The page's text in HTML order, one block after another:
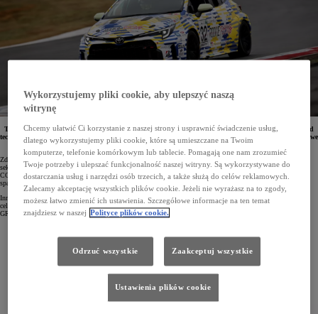
Toyota pracuje nad rozwojem prototypowych wodorowych silników spalinowych, w tym również nad
technologiami, które pozwolą na wykorzystanie odparowanego gazu powstającego w trakcie jazdy. Nowe
rozwiązania testuje w warunkach wyścigowych w modelu GR Corolla H2 Concept.
Zdaniem Toyoty technologie wodorowe mają odegrać znaczącą rolę w redukcji emisji w transporcie i innych
sektorach gospodarki, stąd też japoński koncern od lat inwestuje w ich rozwój. Do szybkiej redukcji emisji
CO2 w motoryzacji przy stosunkowo niewielkich modyfikacjach mają doprowadzić m.in. wodorowe silniki
spalinowe. Wpisuje się to w wielotorową strategię dekarbonizacji koncernu.
Innowacyjne rozwiązania z zakresu wodorowych silników spalinowych Toyota testuje od 2021 roku. W tym
celu w japońskiej serii wyścigów długodystansowych Super Taikyu wystawia specjalnie przygotowaną
GR Corollę H2 Concept.
Wykorzystujemy pliki cookie, aby ulepszyć naszą
witrynę
Chcemy ułatwić Ci korzystanie z naszej strony i usprawnić świadczenie usług,
dlatego wykorzystujemy pliki cookie, które są umieszczane na Twoim
komputerze, telefonie komórkowym lub tablecie. Pomagają one nam zrozumieć
Twoje potrzeby i ulepszać funkcjonalność naszej witryny. Są wykorzystywane do
dostarczania usług i narzędzi osób trzecich, a także służą do celów reklamowych.
Zalecamy akceptację wszystkich plików cookie. Jeżeli nie wyrażasz na to zgody,
możesz łatwo zmienić ich ustawienia. Szczegółowe informacje na ten temat
znajdziesz w naszej Polityce plików cookie.
Odrzuć wszystkie Zaakceptuj wszystkie
Ustawienia plików cookie